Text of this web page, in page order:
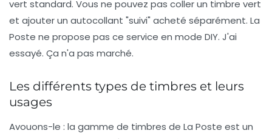
vert standard. Vous ne pouvez pas coller un timbre vert
et ajouter un autocollant "suivi" acheté séparément. La
Poste ne propose pas ce service en mode DIY. J'ai
essayé. Ça n'a pas marché.
Les différents types de timbres et leurs
usages
Avouons-le : la gamme de timbres de La Poste est un